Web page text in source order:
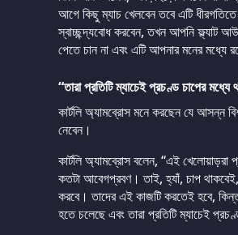
আগে কিছু ম্যাচ খেলবেন তবে এটি
স্বাচ্ছন্দ্যবোধ করবেন, তখন আপনি ফ্ল্যাট
পেতে চান না এবং এটি আপনার মনের মধ্যে
“তারা প্রতিটি ম্যাচেই প্রচণ্ড চাপের মধ্যে
কার্টলি অ্যামব্রোস মনে করছেন যে আসন্ন
নেবেন।
কার্টলি অ্যামব্রোস বলেন, “এই খেলোয়াড়রা
কতটা আবেগপ্রবণ। তাই, হ্যাঁ, চাপ থাকবেই,
করবে। তাদের এই কাজটি করতেই হবে,
হতে চলেছে এবং তারা প্রতিটি ম্যাচেই